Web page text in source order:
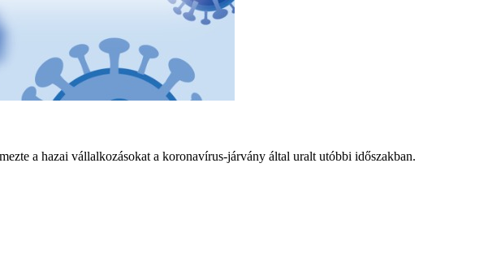
a hazai vállalkozásokat a koronavírus-járvány által uralt utóbbi időszakban.